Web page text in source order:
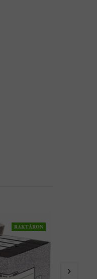
RAKTÁRON